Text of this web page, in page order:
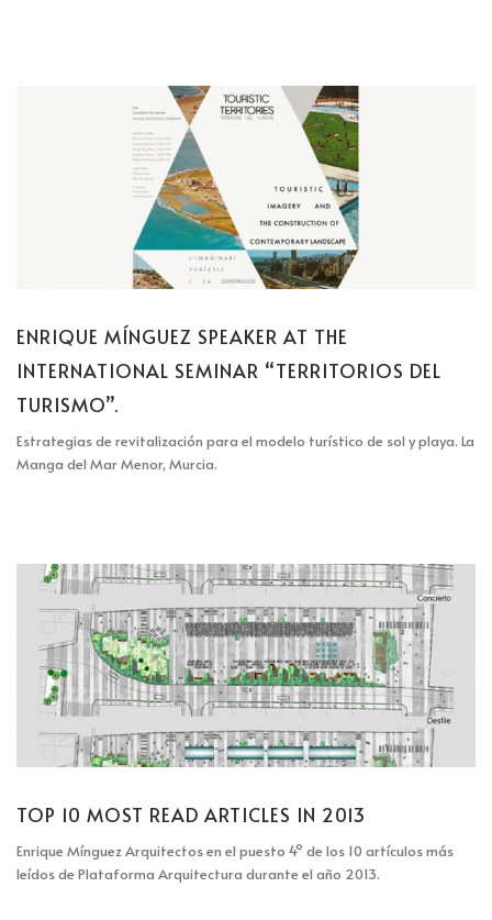
ENRIQUE MÍNGUEZ SPEAKER AT THE
INTERNATIONAL SEMINAR “TERRITORIOS DEL
TURISMO”.
Estrategias de revitalización para el modelo turístico de sol y playa. La
Manga del Mar Menor, Murcia.
TOP 10 MOST READ ARTICLES IN 2013
Enrique Mínguez Arquitectos en el puesto 4º de los 10 artículos más
leídos de Plataforma Arquitectura durante el año 2013.